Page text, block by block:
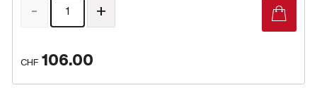
CHF 106.00
- +